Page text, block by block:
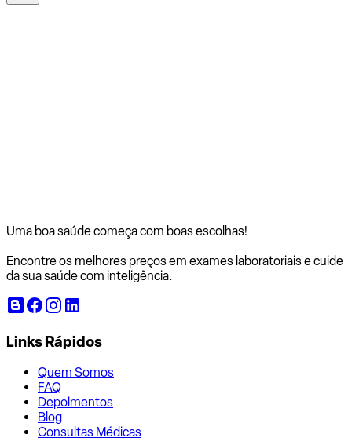
Uma boa saúde começa com boas escolhas!
Encontre os melhores preços em exames laboratoriais e cuide
da sua saúde com inteligência.
Links Rápidos
Quem Somos
FAQ
Depoimentos
Blog
Consultas Médicas